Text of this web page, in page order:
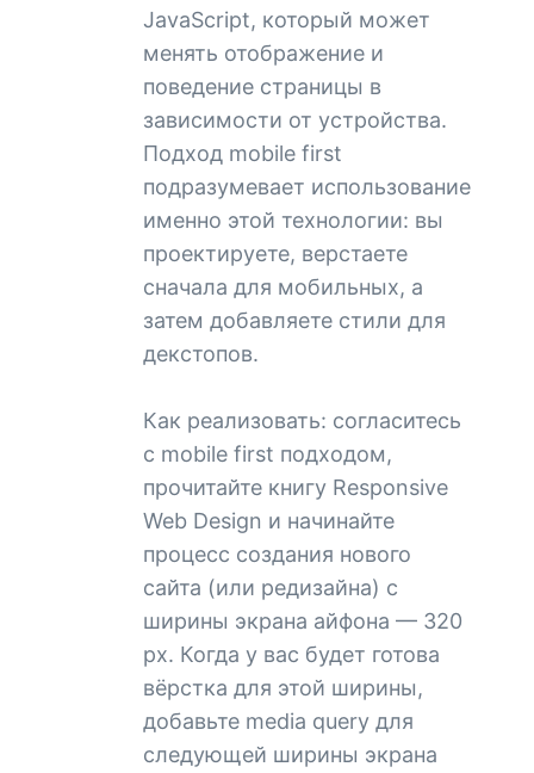
JavaScript, который может
менять отображение и
поведение страницы в
зависимости от устройства.
Подход mobile first
подразумевает использование
именно этой технологии: вы
проектируете, верстаете
сначала для мобильных, а
затем добавляете стили для
декстопов.
Как реализовать: согласитесь
с mobile first подходом,
прочитайте книгу Responsive
Web Design и начинайте
процесс создания нового
сайта (или редизайна) с
ширины экрана айфона — 320
px. Когда у вас будет готова
вёрстка для этой ширины,
добавьте media query для
следующей ширины экрана